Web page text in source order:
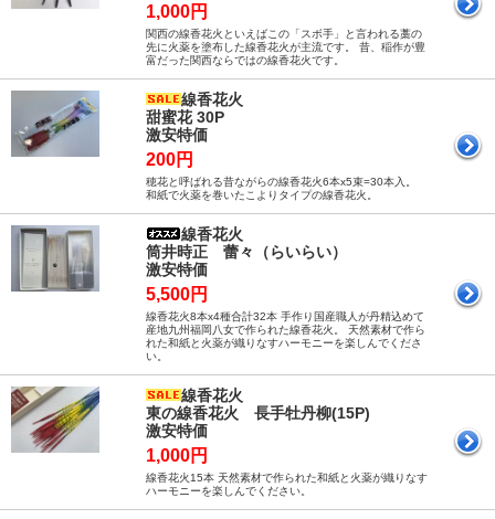
1,000円
関西の線香花火といえばこの「スボ手」と言われる藁の
先に火薬を塗布した線香花火が主流です。 昔、稲作が豊
富だった関西ならではの線香花火です。
線香花火
甜蜜花 30P
激安特価
200円
穂花と呼ばれる昔ながらの線香花火6本x5束=30本入。
和紙で火薬を巻いたこよりタイプの線香花火。
線香花火
筒井時正 蕾々（らいらい）
激安特価
5,500円
線香花火8本x4種合計32本 手作り国産職人が丹精込めて
産地九州福岡八女で作られた線香花火。 天然素材で作ら
れた和紙と火薬が織りなすハーモニーを楽しんでくださ
い。
線香花火
東の線香花火 長手牡丹柳(15P)
激安特価
1,000円
線香花火15本 天然素材で作られた和紙と火薬が織りなす
ハーモニーを楽しんでください。